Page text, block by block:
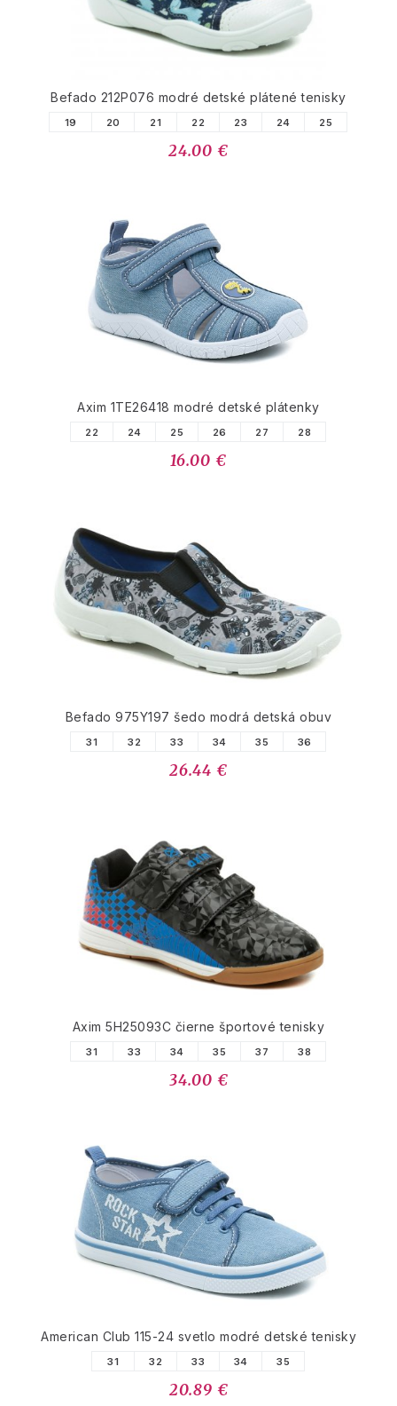
Befado 212P076 modré detské plátené tenisky
19 20 21 22 23 24 25
24.00 €
Axim 1TE26418 modré detské plátenky
22 24 25 26 27 28
16.00 €
Befado 975Y197 šedo modrá detská obuv
31 32 33 34 35 36
26.44 €
Axim 5H25093C čierne športové tenisky
31 33 34 35 37 38
34.00 €
American Club 115-24 svetlo modré detské tenisky
31 32 33 34 35
20.89 €